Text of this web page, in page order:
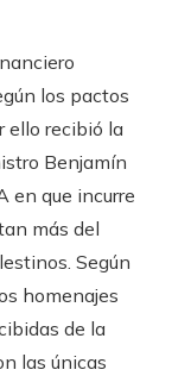
los pactos
ello recibió la
Benjamín
en que incurre
más del
Según
homenajes
de la
las únicas